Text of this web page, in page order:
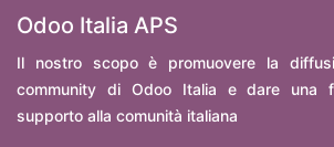
Odoo Italia APS
Il nostro scopo è promuovere la
community di Odoo Italia e dare una
supporto alla comunità italiana